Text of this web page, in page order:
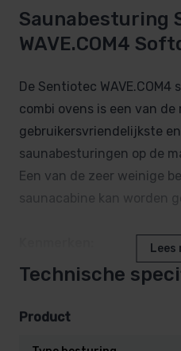
Saunabesturing
WAVE.COM4
De Sentiotec
combi ovens is een van de
gebruikersvriendelijkste
saunabesturingen op de
Een van de zeer weinige
saunacabine kan worden
Bediendeel kan zowel
vormgegeven houten
Lees
Technische
Product